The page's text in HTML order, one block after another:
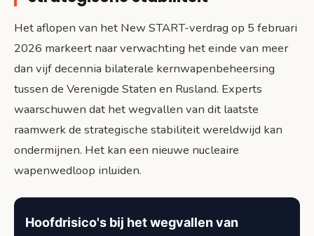
Het aflopen van het New START-verdrag op 5 februari
2026 markeert naar verwachting het einde van meer
dan vijf decennia bilaterale kernwapenbeheersing
tussen de Verenigde Staten en Rusland. Experts
waarschuwen dat het wegvallen van dit laatste
raamwerk de strategische stabiliteit wereldwijd kan
ondermijnen. Het kan een nieuwe nucleaire
wapenwedloop inluiden.
Hoofdrisico's bij het wegvallen van